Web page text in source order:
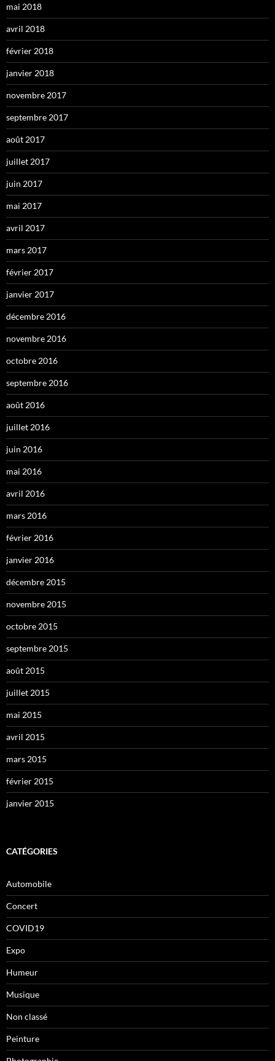
mai 2018
avril 2018
février 2018
janvier 2018
novembre 2017
septembre 2017
août 2017
juillet 2017
juin 2017
mai 2017
avril 2017
mars 2017
février 2017
janvier 2017
décembre 2016
novembre 2016
octobre 2016
septembre 2016
août 2016
juillet 2016
juin 2016
mai 2016
avril 2016
mars 2016
février 2016
janvier 2016
décembre 2015
novembre 2015
octobre 2015
septembre 2015
août 2015
juillet 2015
mai 2015
avril 2015
mars 2015
février 2015
janvier 2015
CATÉGORIES
Automobile
Concert
COVID19
Expo
Humeur
Musique
Non classé
Peinture